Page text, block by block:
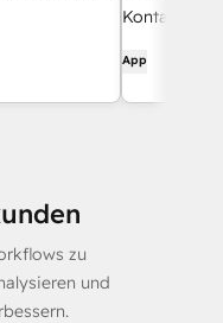
App
zu
und